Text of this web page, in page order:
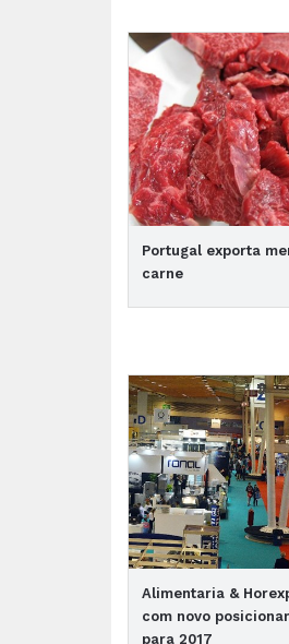
Portugal exporta
carne
Alimentaria &
com novo
para 2017